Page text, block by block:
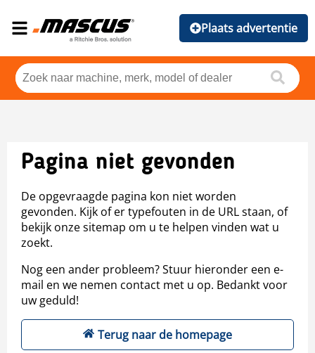
Plaats advertentie
Pagina niet gevonden
De opgevraagde pagina kon niet worden
gevonden. Kijk of er typefouten in de URL staan, of
bekijk onze sitemap om u te helpen vinden wat u
zoekt.
Nog een ander probleem? Stuur hieronder een e-
mail en we nemen contact met u op. Bedankt voor
uw geduld!
Terug naar de homepage